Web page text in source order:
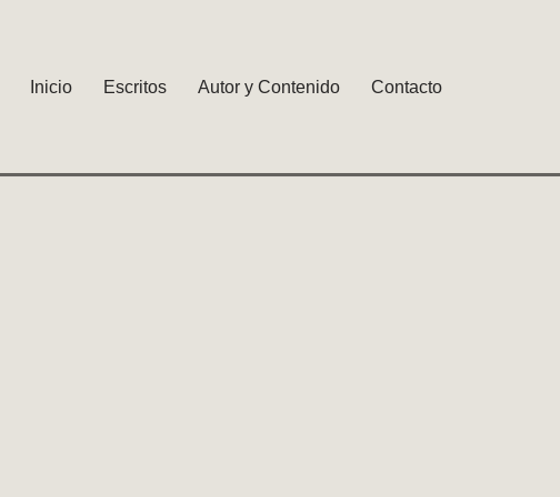
Inicio Escritos Autor y Contenido Contacto